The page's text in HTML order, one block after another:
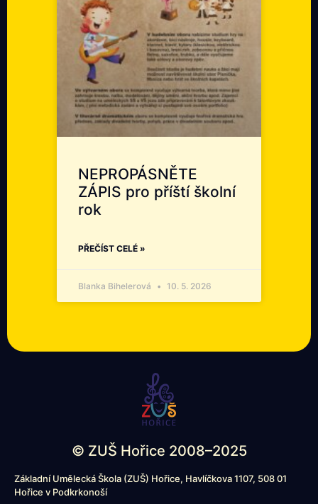
NEPROPÁSNĚTE
ZÁPIS pro příští školní
rok
PŘEČÍST CELÉ »
Blanka Bihelerová 10. 5. 2026
© ZUŠ Hořice 2008–2025
Základní Umělecká Škola (ZUŠ) Hořice, Havlíčkova 1107, 508 01
Hořice v Podkrkonoší